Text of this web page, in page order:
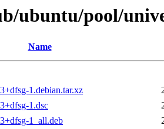
ubuntu/pool/
Name
1.debian.tar.xz
1.dsc
1_all.deb